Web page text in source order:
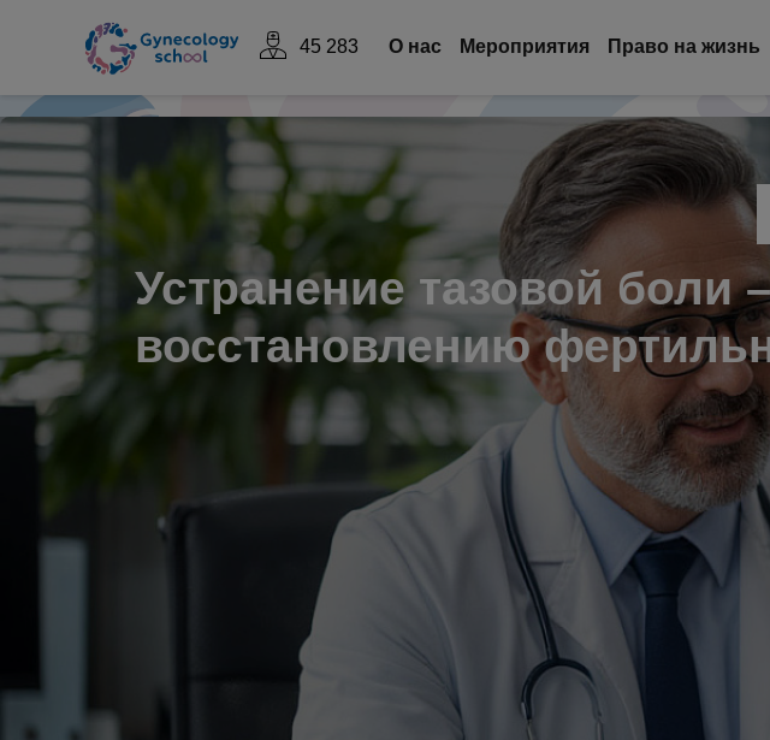
45 283 О нас Mероприятия Право на жизнь
Устранение тазовой боли
восстановлению